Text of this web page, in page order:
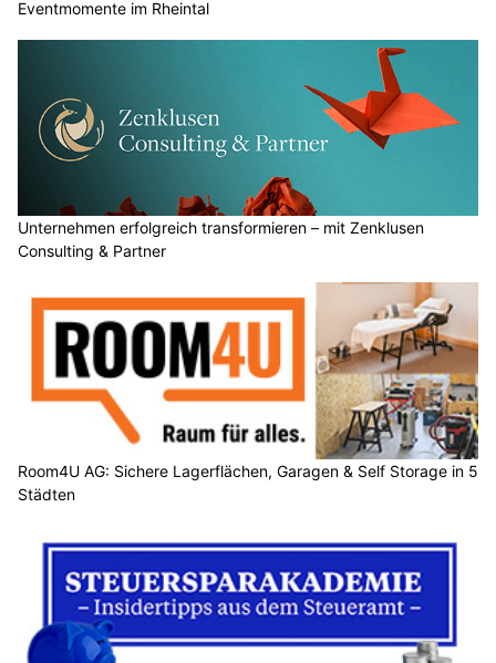
Eventmomente im Rheintal
Unternehmen erfolgreich transformieren – mit Zenklusen
Consulting & Partner
Room4U AG: Sichere Lagerflächen, Garagen & Self Storage in 5
Städten